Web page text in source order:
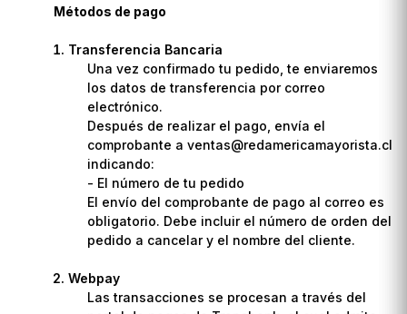
Métodos de pago
Transferencia Bancaria
Una vez confirmado tu pedido, te enviaremos
los datos de transferencia por correo
electrónico.
Después de realizar el pago, envía el
comprobante a ventas@redamericamayorista.cl
indicando:
- El número de tu pedido
El envío del comprobante de pago al correo es
obligatorio. Debe incluir el número de orden del
pedido a cancelar y el nombre del cliente.
Webpay
Las transacciones se procesan a través del